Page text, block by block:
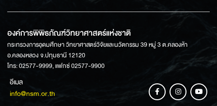
องค์การพิพิธภัณฑ์วิทยาศาสตร์แห่งชาติ
กระทรวงการอุดมศึกษา วิทยาศาสตร์วิจัยและนวัตกรรม 39 หมู่ 3 ต.คลองห้า
อ.คลองหลวง จ.ปทุมธานี 12120
โทร: 02577-9999, แฟกซ์ 02577-9900
อีเมล
info@nsm.or.th